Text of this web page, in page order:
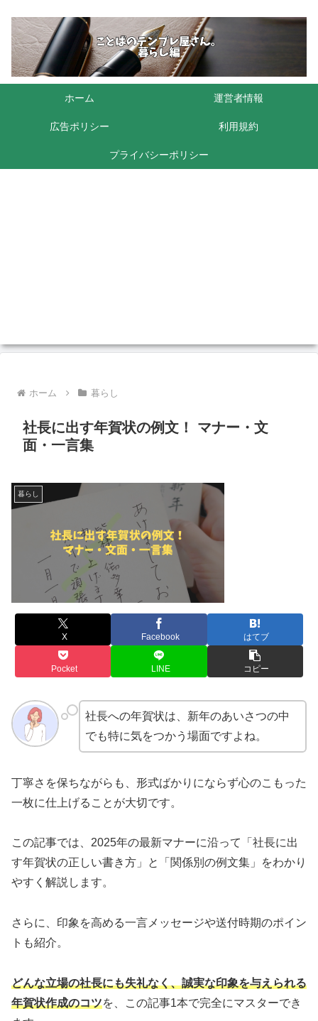
ホーム 運営者情報
広告ポリシー 利用規約
プライバシーポリシー
ホーム 暮らし
社長に出す年賀状の例文！ マナー・文
面・一言集
暮らし
X Facebook はてブ
Pocket LINE コピー
社長への年賀状は、新年のあいさつの中
でも特に気をつかう場面ですよね。
丁寧さを保ちながらも、形式ばかりにならず心のこもった
一枚に仕上げることが大切です。
この記事では、2025年の最新マナーに沿って「社長に出
す年賀状の正しい書き方」と「関係別の例文集」をわかり
やすく解説します。
さらに、印象を高める一言メッセージや送付時期のポイン
トも紹介。
どんな立場の社長にも失礼なく、誠実な印象を与えられる
年賀状作成のコツを、この記事1本で完全にマスターでき